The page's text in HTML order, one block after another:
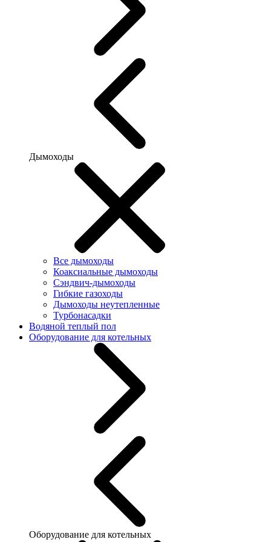
Дымоходы
Все дымоходы
Коаксиальные дымоходы
Сэндвич-дымоходы
Гибкие газоходы
Дымоходы неутепленные
Турбонасадки
Водяной теплый пол
Оборудование для котельных
Оборудование для котельных